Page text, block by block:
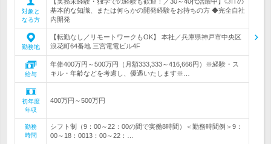
対象と
なる方
基本的な知識、または何らかの開発経験をお持ちの方 ◆完全自社
内開発
勤務地
【転勤なし／リモートワークもOK】 本社／兵庫県神戸市中央区
浪花町64番地 三宮電電ビル4F
給与
年俸400万円～500万円（月額333,333～416,666円）※経験・ス
キル・年齢などを考慮し、優遇いたします※…
初年度
年収
400万円～500万円
勤務
時間
シフト制（9：00～22：00の間で実働8時間）＜勤務時間例＞9：
00～18：0013：00～22：…